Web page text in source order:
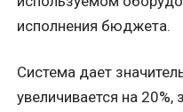
исполнения бюджета.
Система дает
увеличивается на